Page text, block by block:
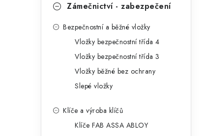
Zámečnictví - zabezpečení
Bezpečnostní a běžné vložky
Vložky bezpečnostní třída 4
Vložky bezpečnostní třída 3
Vložky běžné bez ochrany
Slepé vložky
Klíče a výroba klíčů
Klíče FAB ASSA ABLOY